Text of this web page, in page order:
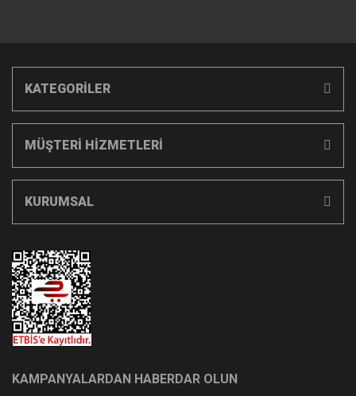
KATEGORİLER
MÜŞTERİ HİZMETLERİ
KURUMSAL
KAMPANYALARDAN HABERDAR OLUN